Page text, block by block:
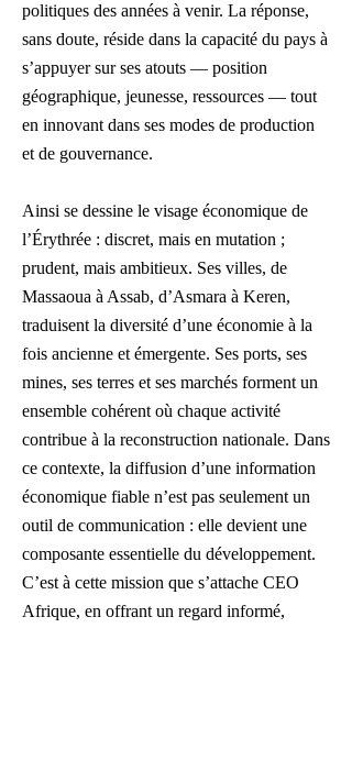
politiques des années à venir. La réponse,
sans doute, réside dans la capacité du pays à
s’appuyer sur ses atouts — position
géographique, jeunesse, ressources — tout
en innovant dans ses modes de production
et de gouvernance.
Ainsi se dessine le visage économique de
l’Érythrée : discret, mais en mutation ;
prudent, mais ambitieux. Ses villes, de
Massaoua à Assab, d’Asmara à Keren,
traduisent la diversité d’une économie à la
fois ancienne et émergente. Ses ports, ses
mines, ses terres et ses marchés forment un
ensemble cohérent où chaque activité
contribue à la reconstruction nationale. Dans
ce contexte, la diffusion d’une information
économique fiable n’est pas seulement un
outil de communication : elle devient une
composante essentielle du développement.
C’est à cette mission que s’attache CEO
Afrique, en offrant un regard informé,